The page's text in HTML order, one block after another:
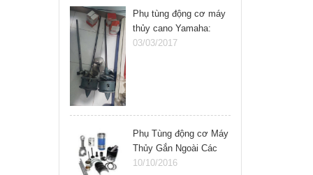
Phụ tùng động cơ máy
thủy cano Yamaha:
chân vịt jetski 800 cc
03/03/2017
Phụ Tùng động cơ Máy
Thủy Gắn Ngoài Các
Loại yamaha, Mercury,
10/10/2016